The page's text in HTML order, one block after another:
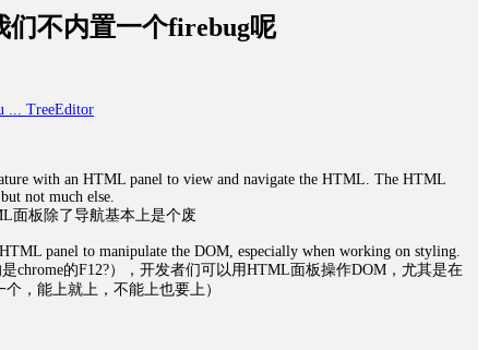
不内置一个firebug呢
... TreeEditor
with an HTML panel to view and navigate the HTML. The HTML
not much else.
面板除了导航基本上是个废
panel to manipulate the DOM, especially when working on styling.
chrome的F12?），开发者们可以用HTML面板操作DOM，尤其是在
，能上就上，不能上也要上）